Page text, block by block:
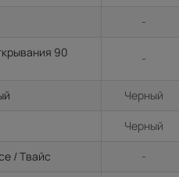
-
90
-
Черный
Черный
/ Твайс -